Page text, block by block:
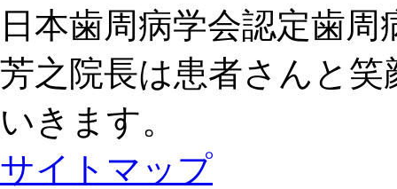
日本歯周病学会認定歯
芳之院長は患者さんと
いきます。
サイトマップ